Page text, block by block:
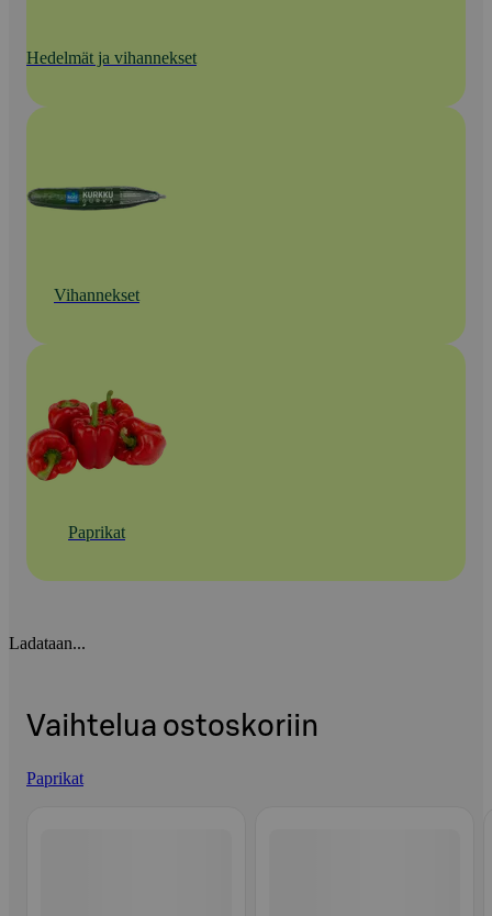
Hedelmät ja vihannekset
Vihannekset
Paprikat
Ladataan...
Vaihtelua ostoskoriin
Paprikat